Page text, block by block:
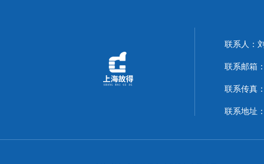
联系人：
联系邮箱
联系传真
联系地址